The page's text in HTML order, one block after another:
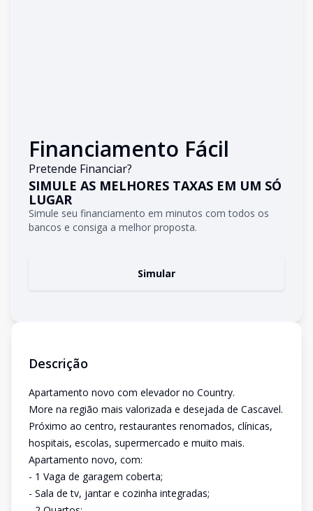
Financiamento Fácil
Pretende Financiar?
SIMULE AS MELHORES TAXAS EM UM SÓ
LUGAR
Simule seu financiamento em minutos com todos os
bancos e consiga a melhor proposta.
Simular
Descrição
Apartamento novo com elevador no Country.
More na região mais valorizada e desejada de Cascavel.
Próximo ao centro, restaurantes renomados, clínicas,
hospitais, escolas, supermercado e muito mais.
Apartamento novo, com:
- 1 Vaga de garagem coberta;
- Sala de tv, jantar e cozinha integradas;